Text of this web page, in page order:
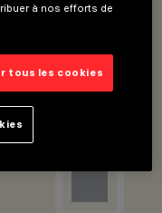
à nos efforts de
tous les cookies